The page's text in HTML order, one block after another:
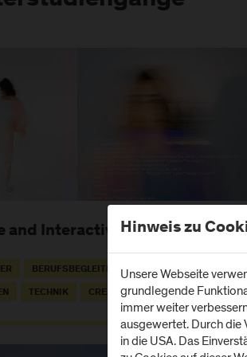
and Interactive Systems
BERUFSBEGLEITEND IT
TECHNIK CREATIVE TECHNOLOGIES
Hinweis zu
Unsere Webseite
grundlegende
immer weiter
ausgewertet. Durch die
in die USA. Das